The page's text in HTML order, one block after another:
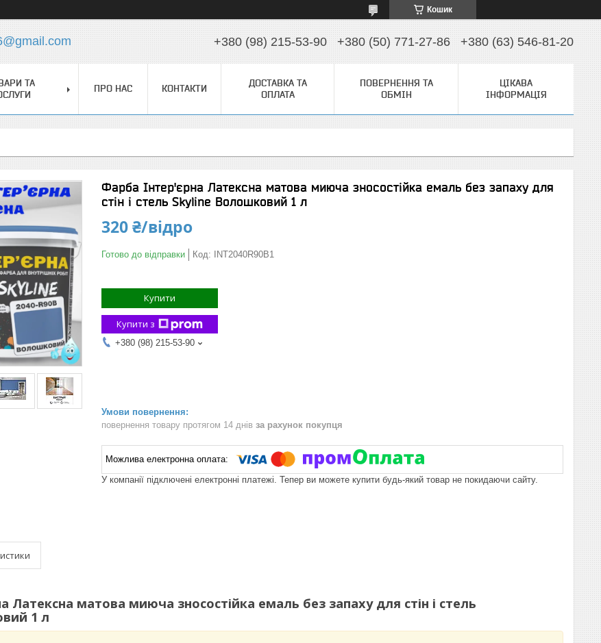
Кошик
+380 (98) 215-53-90 +380 (50) 771-27-86 +380 (63) 546-81-20
ТА
ПРО НАС КОНТАКТИ
ДОСТАВКА ТА
ОПЛАТА
ПОВЕРНЕННЯ ТА
ОБМІН
ЦІКАВА
ІНФОРМАЦІЯ
Фарба Інтер'єрна Латексна матова миюча зносостійка емаль без запаху для
стін і стель Skyline Волошковий 1 л
320 ₴/відро
Готово до відправки Код: INT2040R90B1
Купити
Купити з
+380 (98) 215-53-90
повернення товару протягом 14 днів за рахунок покупця
У компанії підключені електронні платежі. Тепер ви можете купити будь-який товар не покидаючи сайту.
Латексна матова миюча зносостійка емаль без запаху для стін і стель
1 л